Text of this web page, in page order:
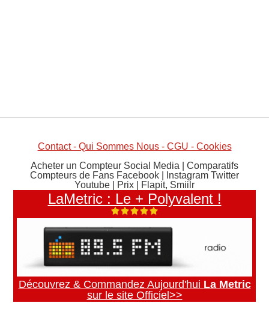
Acheter un Compteur Social Media | Comparatifs
Compteurs de Fans Facebook | Instagram Twitter
Youtube | Prix | Flapit, Smiilr
LaMetric : Le + Polyvalent !
Découvrez & Commandez Aujourd'hui
sur le site Officiel>>